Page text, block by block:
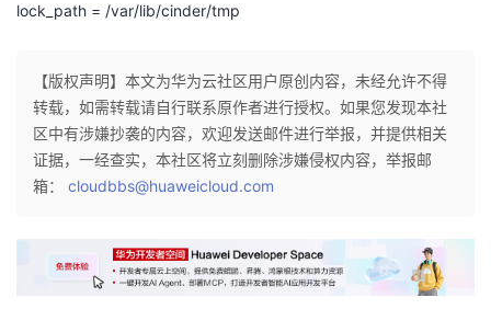
课
程
的
认
证
我
的
实
验
我
的
收
术
支
持
云
声
建
lock_path = /var/lib/cinder/tmp
【版权声明】本文为华为云社区用户原创内容，未经允许不得
转载，如需转载请自行联系原作者进行授权。如果您发现本社
区中有涉嫌抄袭的内容，欢迎发送邮件进行举报，并提供相关
证据，一经查实，本社区将立刻删除涉嫌侵权内容，举报邮
箱： cloudbbs@huaweicloud.com